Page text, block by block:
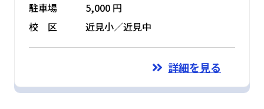
駐車場
5,000 円
校 区
近見小／近見中
詳細を見る